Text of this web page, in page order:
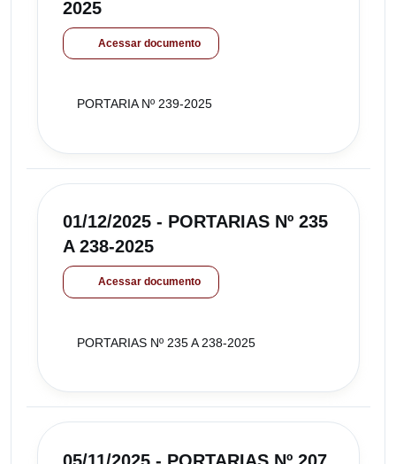
2025
Acessar documento
PORTARIA Nº 239-2025
01/12/2025 - PORTARIAS Nº 235
A 238-2025
Acessar documento
PORTARIAS Nº 235 A 238-2025